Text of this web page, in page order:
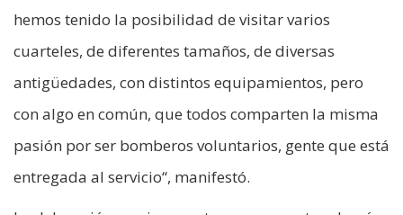
hemos tenido la posibilidad de visitar varios
cuarteles, de diferentes tamaños, de diversas
antigüedades, con distintos equipamientos, pero
con algo en común, que todos comparten la misma
pasión por ser bomberos voluntarios, gente que está
entregada al servicio“, manifestó.